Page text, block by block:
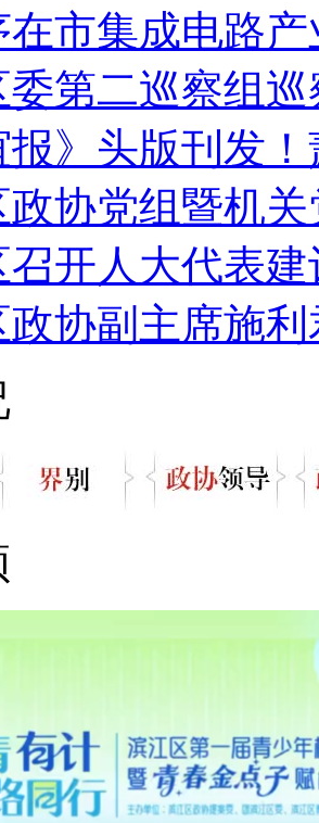
在市集成电路
委第二巡察组
报》头版刊发
政协党组暨机
召开人大代表
协副主席施